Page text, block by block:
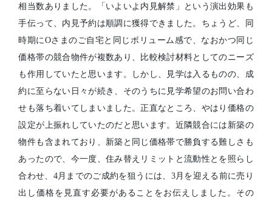
相当数ありました。「いよいよ内見解禁」という演出効果も
手伝って、内見予約は順調に獲得できました。ちょうど、同
時期にOさまのご自宅と同じボリューム感で、なおかつ同じ
価格帯の競合物件が複数あり、比較検討材料としてのニーズ
も作用していたと思います。しかし、見学は入るものの、成
約に至らない日々が続き、そのうちに見学希望のお問い合わ
せも落ち着いてしまいました。正直なところ、やはり価格の
設定が上振れしていたのだと思います。近隣競合には新築の
物件も含まれており、新築と同じ価格帯で勝負する難しさも
あったので、今一度、住み替えリミットと流動性とを照らし
合わせ、4月までのご成約を狙うには、3月を迎える前に売り
出し価格を見直す必要があることをお伝えしました。その